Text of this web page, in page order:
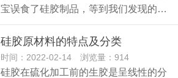
宝误食了硅胶制品，等到我们发现的…
硅胶原材料的特点及分类
时间：2022-02-14 浏览量：914
硅胶在硫化加工前的生胶是呈线性的分